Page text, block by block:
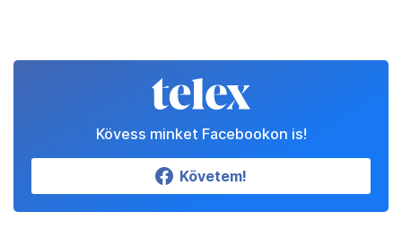
Kövess minket Facebookon is!
Követem!